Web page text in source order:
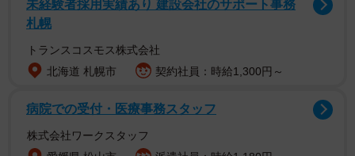
未経験者採用実績あり 建設会社のサポート事務
札幌
トランスコスモス株式会社
北海道 札幌市
契約社員：時給1,300円～
病院での受付・医療事務スタッフ
株式会社ワークスタッフ